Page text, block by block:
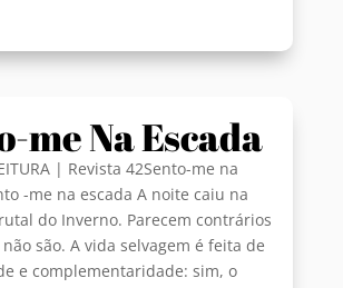
me Na Escada
| Revista 42Sento-me na
-me na escada A noite caiu na
do Inverno. Parecem contrários
não são. A vida selvagem é feita de
e complementaridade: sim, o